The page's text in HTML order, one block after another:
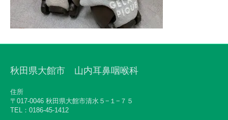
秋田県大館市 山内耳鼻咽喉科
住所
〒017-0046 秋田県大館市清水５−１−７５
TEL：0186-45-1412